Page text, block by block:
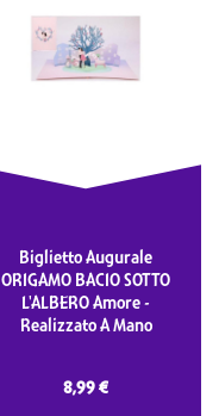
Biglietto Augurale
ORIGAMO BACIO SOTTO
L'ALBERO Amore -
Realizzato A Mano
8,99 €